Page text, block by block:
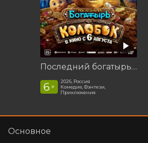
Последний богатырь. Колобок
6 +
2026, Россия
Комедия, Фэнтези,
Приключения
Основное